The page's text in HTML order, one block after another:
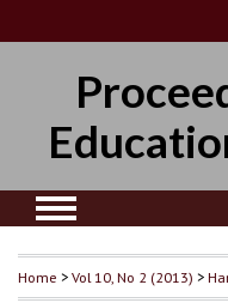
Home >Vol 10, No 2 (2013) >